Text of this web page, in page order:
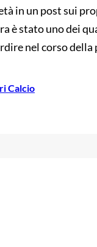
in un post sui
è stato uno dei
nel corso
Calcio